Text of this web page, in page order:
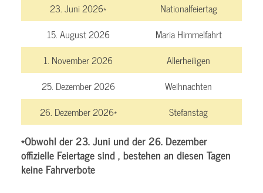
23. Juni 2026*
Nationalfeiertag
15. August 2026
Maria Himmelfahrt
1. November 2026
Allerheiligen
25. Dezember 2026
Weihnachten
26. Dezember 2026*
Stefanstag
*Obwohl der 23. Juni und der 26. Dezember
offizielle Feiertage sind , bestehen an diesen Tagen
keine Fahrverbote